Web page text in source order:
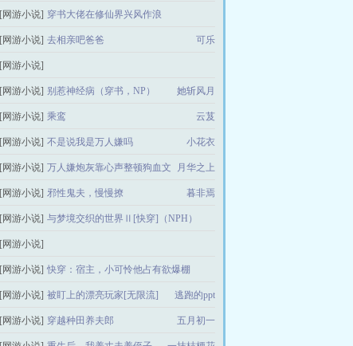
[网游小说] 穿书大佬在修仙界兴风作浪
一块钱的缘份
[网游小说] 去相亲吧爸爸 可乐
[网游小说]
【快穿】气运之子为何对我强取豪夺（np强制爱）
小圆不吃鱼
[网游小说] 别惹神经病（穿书，NP） 她斩风月
[网游小说] 乘鸾 云芨
[网游小说] 不是说我是万人嫌吗 小花衣
[网游小说] 万人嫌炮灰靠心声整顿狗血文 月华之上
[网游小说] 邪性鬼夫，慢慢撩 暮非焉
[网游小说] 与梦境交织的世界Ⅱ[快穿]（NPH）
[网游小说]
娇懒纨绔和她望妻成凰的夫郎们（NPH） 这很河狸
[网游小说] 快穿：宿主，小可怜他占有欲爆棚
一个饭团
[网游小说] 被盯上的漂亮玩家[无限流] 逃跑的ppt
[网游小说] 穿越种田养夫郎 五月初一